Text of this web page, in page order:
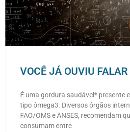
VOCÊ JÁ OUVIU FALAR
É uma gordura saudável* presente
tipo ômega3. Diversos órgãos
FAO/OMS e ANSES, recomendam
consumam entre